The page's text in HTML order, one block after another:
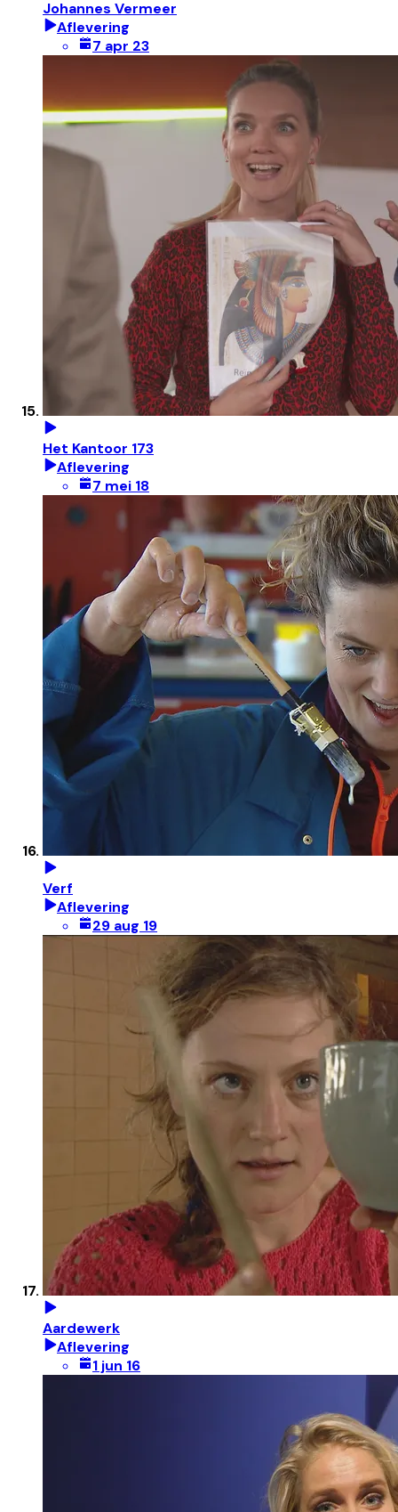
Johannes Vermeer
Aflevering
7 apr 23
Het Kantoor 173
Aflevering
7 mei 18
Verf
Aflevering
29 aug 19
Aardewerk
Aflevering
1 jun 16